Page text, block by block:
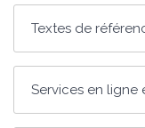
Textes de
Services en ligne